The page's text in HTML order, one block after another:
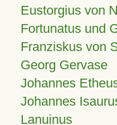
Eustorgius von
Fortunatus und
Franziskus von
Georg Gervase
Johannes
Johannes
Lanuinus